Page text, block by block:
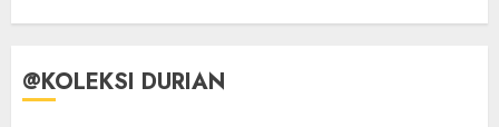
@KOLEKSI DURIAN